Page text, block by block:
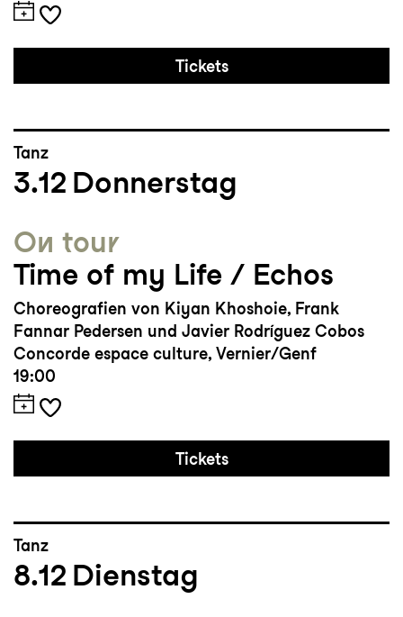
Tickets
Tanz
3.12 Donnerstag
On tour
Time of my Life / Echos
Choreografien von Kiyan Khoshoie, Frank
Fannar Pedersen und Javier Rodríguez Cobos
Concorde espace culture, Vernier/Genf
19:00
Tickets
Tanz
8.12 Dienstag